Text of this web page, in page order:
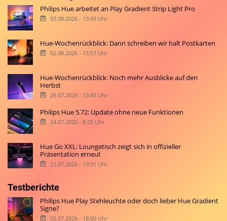
Philips Hue arbeitet an Play Gradient Strip Light Pro
03.08.2026 - 13:43 Uhr
Hue-Wochenrückblick: Dann schreiben wir halt Postkarten
02.08.2026 - 13:57 Uhr
Hue-Wochenrückblick: Noch mehr Ausblicke auf den
Herbst
26.07.2026 - 13:45 Uhr
Philips Hue 5.72: Update ohne neue Funktionen
24.07.2026 - 8:25 Uhr
Hue Go XXL: Loungetisch zeigt sich in offizieller
Präsentation erneut
22.07.2026 - 10:31 Uhr
Testberichte
Philips Hue Play Stehleuchte oder doch lieber Hue Gradient
Signe?
02.07.2026 - 18:00 Uhr